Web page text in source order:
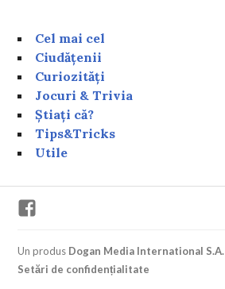
Cel mai cel
Ciudățenii
Curiozități
Jocuri & Trivia
Știați că?
Tips&Tricks
Utile
Un produs Dogan Media International S.A.
Setări de confidențialitate